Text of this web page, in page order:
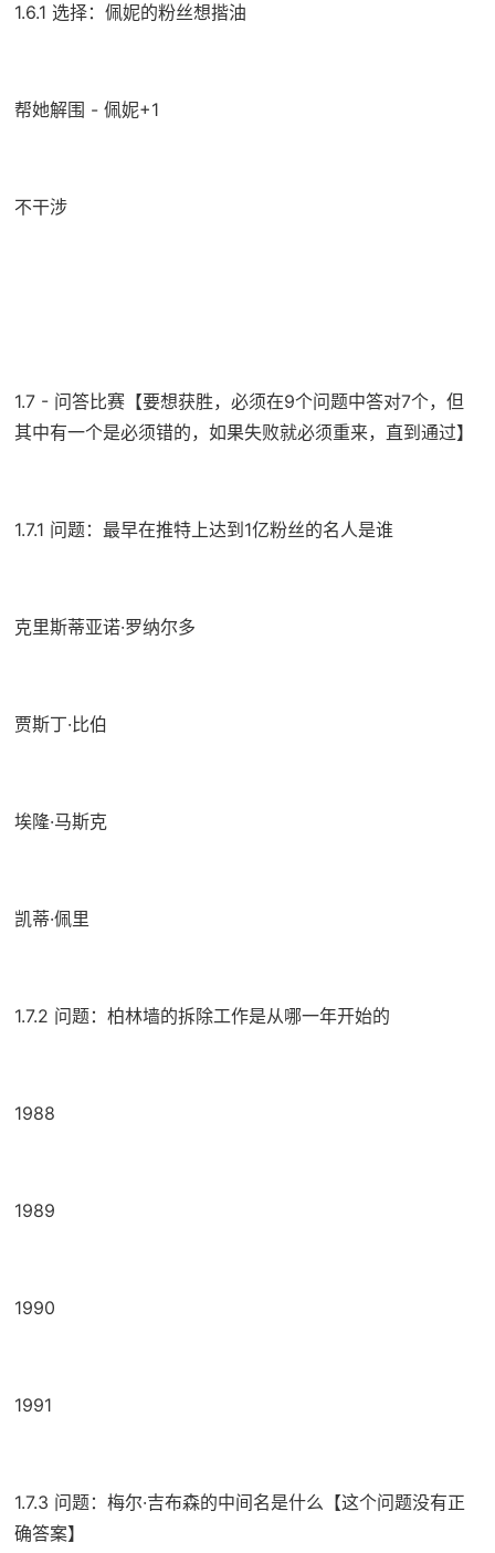
1.6.1 选择：佩妮的粉丝想揩油
帮她解围 - 佩妮+1
不干涉
1.7 - 问答比赛【要想获胜，必须在9个问题中答对7个，但
其中有一个是必须错的，如果失败就必须重来，直到通过】
1.7.1 问题：最早在推特上达到1亿粉丝的名人是谁
克里斯蒂亚诺·罗纳尔多
贾斯丁·比伯
埃隆·马斯克
凯蒂·佩里
1.7.2 问题：柏林墙的拆除工作是从哪一年开始的
1988
1989
1990
1991
1.7.3 问题：梅尔·吉布森的中间名是什么【这个问题没有正
确答案】